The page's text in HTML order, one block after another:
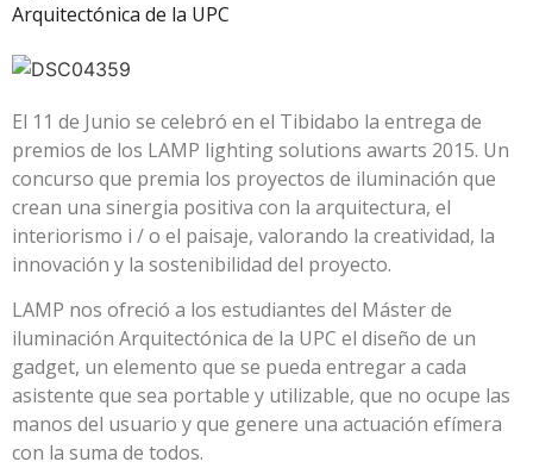
Arquitectónica de la UPC
El 11 de Junio se celebró en el Tibidabo la entrega de
premios de los LAMP lighting solutions awarts 2015. Un
concurso que premia los proyectos de iluminación que
crean una sinergia positiva con la arquitectura, el
interiorismo i / o el paisaje, valorando la creatividad, la
innovación y la sostenibilidad del proyecto.
LAMP nos ofreció a los estudiantes del Máster de
iluminación Arquitectónica de la UPC el diseño de un
gadget, un elemento que se pueda entregar a cada
asistente que sea portable y utilizable, que no ocupe las
manos del usuario y que genere una actuación efímera
con la suma de todos.